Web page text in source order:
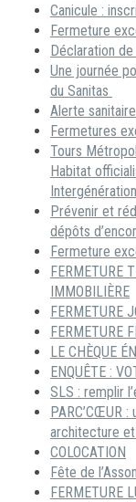
Canicule :
Fermeture
Déclaration
Une journée
du Sanitas
Alerte
Fermetures
Tours
Habitat
Prévenir et
dépôts
Fermeture
FERMETURE
IMMOBILIÈRE
FERMETURE
FERMETURE
LE CHÈQUE
ENQUÊTE :
SLS : remplir
PARC’CŒUR
architecture
COLOCATION
Fête de
FERMETURE